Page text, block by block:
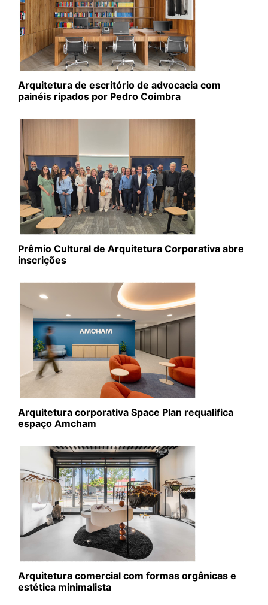
Arquitetura de escritório de advocacia com
painéis ripados por Pedro Coimbra
Prêmio Cultural de Arquitetura Corporativa abre
inscrições
Arquitetura corporativa Space Plan requalifica
espaço Amcham
Arquitetura comercial com formas orgânicas e
estética minimalista